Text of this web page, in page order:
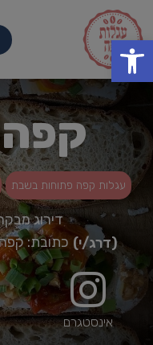
פתח סרגל
קפה
עגלות קפה פתוחות בשבת
דירוג
(דרג/י) כתובת:
אינסטגרם